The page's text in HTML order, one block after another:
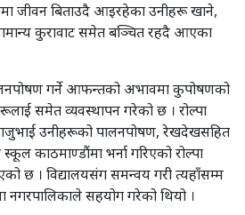
जीवन बिताउदै आइरहेका उनीहरू खाने,
कुरावाट समेत बञ्चित रहदै आएका
गर्ने आफन्तको अभावमा कुपोषणको
समेत व्यवस्थापन गरेको छ । रोल्पा
उनीहरूको पालनपोषण, रेखदेखसहित
काठमाण्डौंमा भर्ना गरिएको रोल्पा
छ । विद्यालयसंग समन्वय गरी त्यहाँसम्म
नगरपालिकाले सहयोग गरेको थियो ।